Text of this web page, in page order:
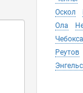
Оскол
Ола
Реутов
Энгельс